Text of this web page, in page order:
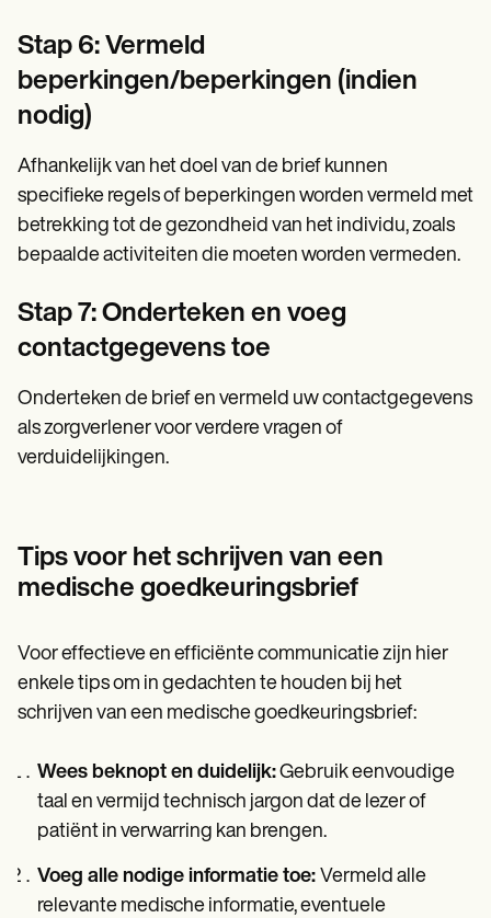
Stap 6: Vermeld
beperkingen/beperkingen (indien
nodig)
Afhankelijk van het doel van de brief kunnen
specifieke regels of beperkingen worden vermeld met
betrekking tot de gezondheid van het individu, zoals
bepaalde activiteiten die moeten worden vermeden.
Stap 7: Onderteken en voeg
contactgegevens toe
Onderteken de brief en vermeld uw contactgegevens
als zorgverlener voor verdere vragen of
verduidelijkingen.
Tips voor het schrijven van een
medische goedkeuringsbrief
Voor effectieve en efficiënte communicatie zijn hier
enkele tips om in gedachten te houden bij het
schrijven van een medische goedkeuringsbrief:
Wees beknopt en duidelijk:Gebruik eenvoudige
taal en vermijd technisch jargon dat de lezer of
patiënt in verwarring kan brengen.
Voeg alle nodige informatie toe: Vermeld alle
relevante medische informatie, eventuele